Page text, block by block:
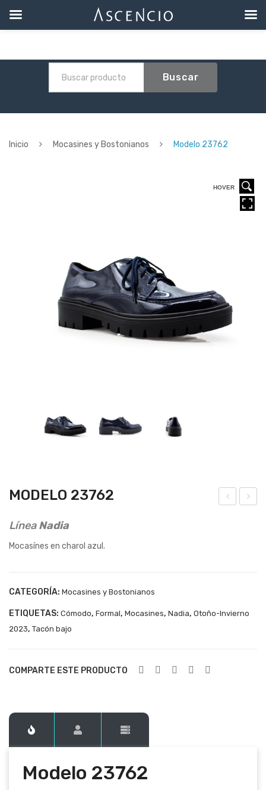
Buscar
Inicio Mocasines y Bostonianos Modelo 23762
HOVER
HOVER
HOVER
MODELO 23762
Línea Nadia
Mocasínes en charol azul.
CATEGORÍA: Mocasines y Bostonianos
ETIQUETAS: Cómodo, Formal, Mocasines, Nadia, Otoño-Invierno
2023, Tacón bajo
COMPARTE ESTE PRODUCTO
Modelo 23762